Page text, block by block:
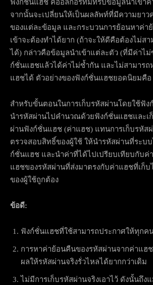
ฟังก์ชั่นแฮช คืออัลกอริทึมที่รับข้อมูลนำเข้าค
จากนั้นจะเปลี่ยนให้เป็นผลลัพท์ที่มีความยาว
ของแต่ละข้อมูล และกระบวนการย้อนหาค่า
เข้าจะต้องทำได้ยาก (ถ้าจะให้ดีคือต้องไม่ส
ได้) กล่าวคือข้อมูลนำเข้าแต่ละตัว (ที่มีค่าไ
ก์ชั่นแฮชแล้วได้ค่าไม่ซ้ำกัน และไม่สามารถ
แฮชได้ ตัวอย่างของฟังก์ชั่นแฮชยอดนิยมคือ
สำหรับขั้นตอนในการเก็บรหัสผ่านโดยใช้ฟั
นำรหัสผ่านไปคำนวณด้วยฟังก์ชั่นแฮชและเ
ผ่านฟังก์ชั่นแฮช (ค่าแฮช) แทนการเก็บรหัสผ่
ตรวจสอบสิทธิ์ของผู้ใช้ ให้นำรหัสผ่านที่ระบ
ก์ชั่นแฮช และนำค่าที่ได้ไปเปรียบเทียบกับค่
แฮชของรหัสผ่านที่ส่งมาตรงกับค่าแฮชที่เก็บ
ของผู้ใช้ถูกต้อง
ข้อดี:
ฟังก์ชั่นแฮชที่ใช้สามารถประกาศให้ทุกค
การหาค่าย้อนคืนของรหัสผ่านจากค่าแฮ
ผลให้รหัสผ่านจริงรั่วไหลได้ยากกว่าเดิม
ไม่มีการเก็บรหัสผ่านจริงเอาไว้ ดังนั้นถึง